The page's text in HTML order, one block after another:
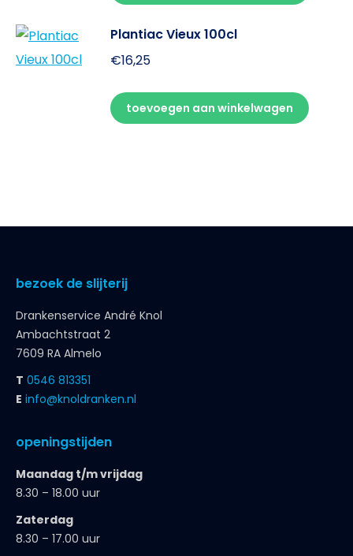
Plantiac Vieux 100cl
€16,25
toevoegen aan winkelwagen
bezoek de slijterij
Drankenservice André Knol
Ambachtstraat 2
7609 RA Almelo
T 0546 813351
E info@knoldranken.nl
openingstijden
Maandag t/m vrijdag
8.30 – 18.00 uur
Zaterdag
8.30 – 17.00 uur